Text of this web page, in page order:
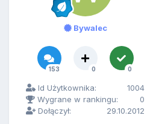
Bywalec
153 0 0
Id Użytkownika:
1004
Wygrane w rankingu:
0
Dołączył:
29.10.2012